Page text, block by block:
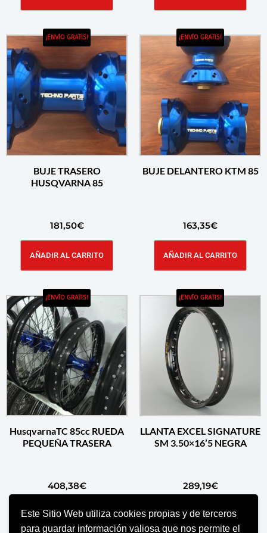
Este Sitio Web utiliza cookies propias y de terceros
para guardar información valiosa que nos permite el
¡ENVÍO GRATIS!
BUJE TRASERO
HUSQVARNA 85
181,50€
AÑADIR AL CARRITO
¡ENVÍO GRATIS!
BUJE DELANTERO KTM 85
163,35€
AÑADIR AL CARRITO
¡ENVÍO GRATIS!
HusqvarnaTC 85cc RUEDA
PEQUEÑA TRASERA
408,38€
AÑADIR AL CARRITO
¡ENVÍO GRATIS!
LLANTA EXCEL SIGNATURE
SM 3.50×16’5 NEGRA
289,19€
AÑADIR AL CARRITO